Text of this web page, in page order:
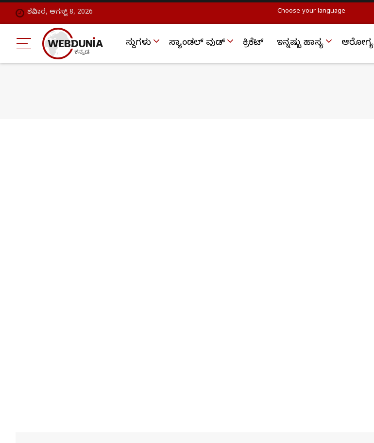
ಶನಿವಾರ, ಆಗಸ್ಟ್ 8, 2026 Choose your language
ಸುದ್ದಿಗಳು ಸ್ಯಾಂಡಲ್ ವುಡ್ ಕ್ರಿಕೆಟ್‌ ಇನ್ನಷ್ಟು ಹಾಸ್ಯ ಆರೋಗ್ಯ